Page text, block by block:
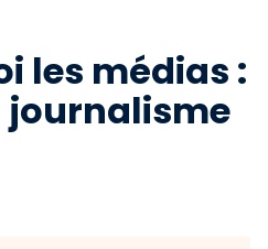
Notre revue
Boutique
les médias :
journalisme